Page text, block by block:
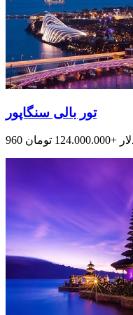
تور بالی سنگاپور
+124.000.000 تومان